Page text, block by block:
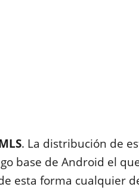
. La distribución de
base de Android el
esta forma cualquier